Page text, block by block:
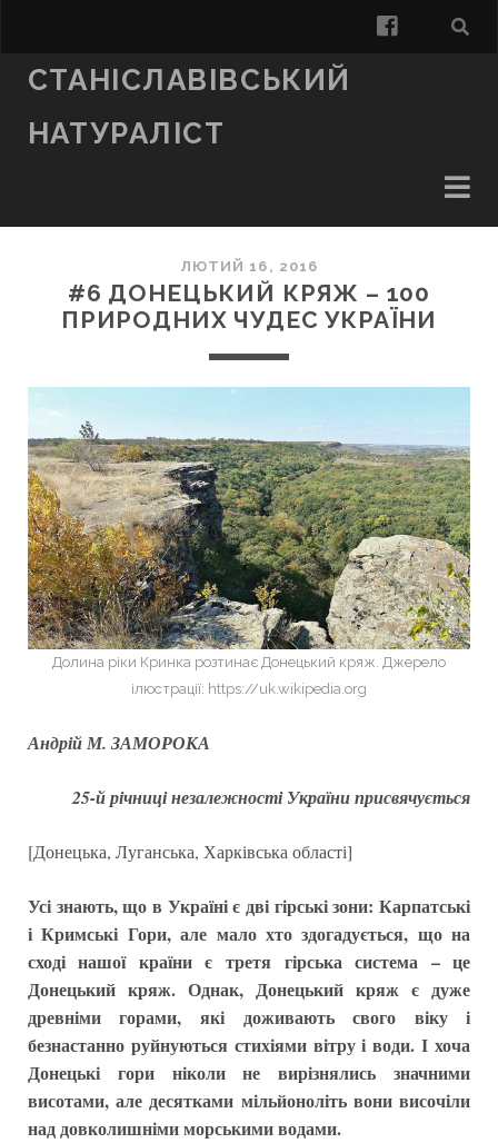
facebook
СТАНІСЛАВІВСЬКИЙ
НАТУРАЛІСТ
ЛЮТИЙ 16, 2016
#6 ДОНЕЦЬКИЙ КРЯЖ – 100
ПРИРОДНИХ ЧУДЕС УКРАЇНИ
Долина ріки Кринка розтинає Донецький кряж. Джерело
ілюстрації: https://uk.wikipedia.org
Андрій М. ЗАМОРОКА
25-й річниці незалежності України присвячується
[Донецька, Луганська, Харківська області]
Усі знають, що в Україні є дві гірські зони: Карпатські
і Кримські Гори, але мало хто здогадується, що на
сході нашої країни є третя гірська система – це
Донецький кряж. Однак, Донецький кряж є дуже
древніми горами, які доживають свого віку і
безнастанно руйнуються стихіями вітру і води. І хоча
Донецькі гори ніколи не вирізнялись значними
висотами, але десятками мільйоноліть вони височіли
над довколишніми морськими водами.